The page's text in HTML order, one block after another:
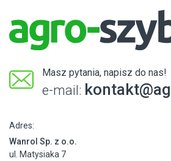
Masz pytania, napisz do nas!
e-mail:
Adres:
Wanrol Sp. z o.o.
ul. Matysiaka 7